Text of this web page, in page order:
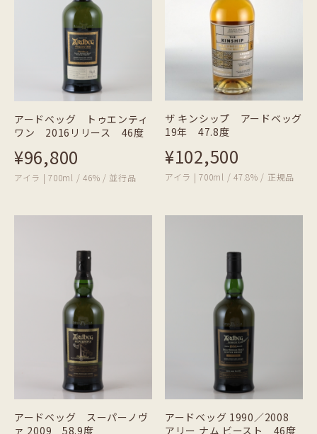
アードベッグ トゥエンティ
ワン 2016リリース 46度
¥96,800
アイラ | 700ml / 46% / 並行品
ザ キンシップ アードベッグ
19年 47.8度
¥102,500
アイラ | 700ml / 47.8% / 正規品
アードベッグ スーパーノヴ
ァ 2009 58.9度
アードベッグ 1990／2008
アリー ナム ビースト 46度